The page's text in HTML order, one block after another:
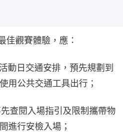
佳觀賽體驗，應：
動日交通安排，預先規劃到
用公共交通工具出行；
查閱入場指引及限制攜帶物
進行安檢入場；